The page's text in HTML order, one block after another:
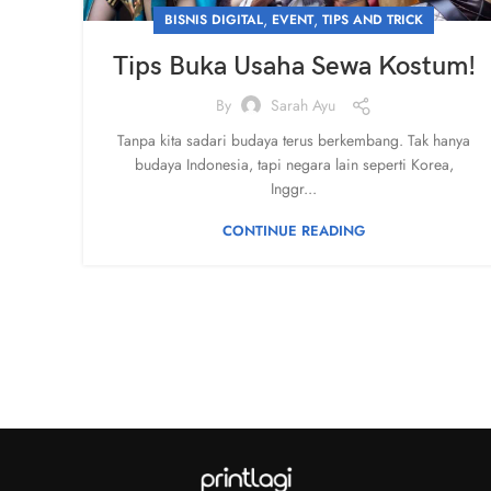
BISNIS DIGITAL, EVENT, TIPS AND TRICK
Tips Buka Usaha Sewa Kostum!
By
Sarah Ayu
Tanpa kita sadari budaya terus berkembang. Tak hanya
budaya Indonesia, tapi negara lain seperti Korea,
Inggr...
CONTINUE READING